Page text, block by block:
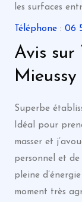
les surfaces
Téléphone: 06
Avis sur
Mieussy
Superbe
Idéal pour
masser et
personnel et de
pleine
moment très